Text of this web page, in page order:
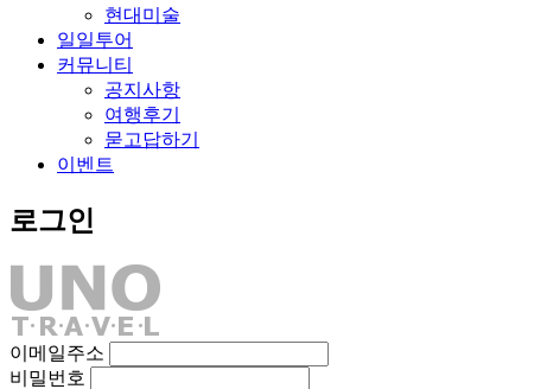
현대미술
일일투어
커뮤니티
공지사항
여행후기
묻고답하기
이벤트
로그인
이메일주소
비밀번호